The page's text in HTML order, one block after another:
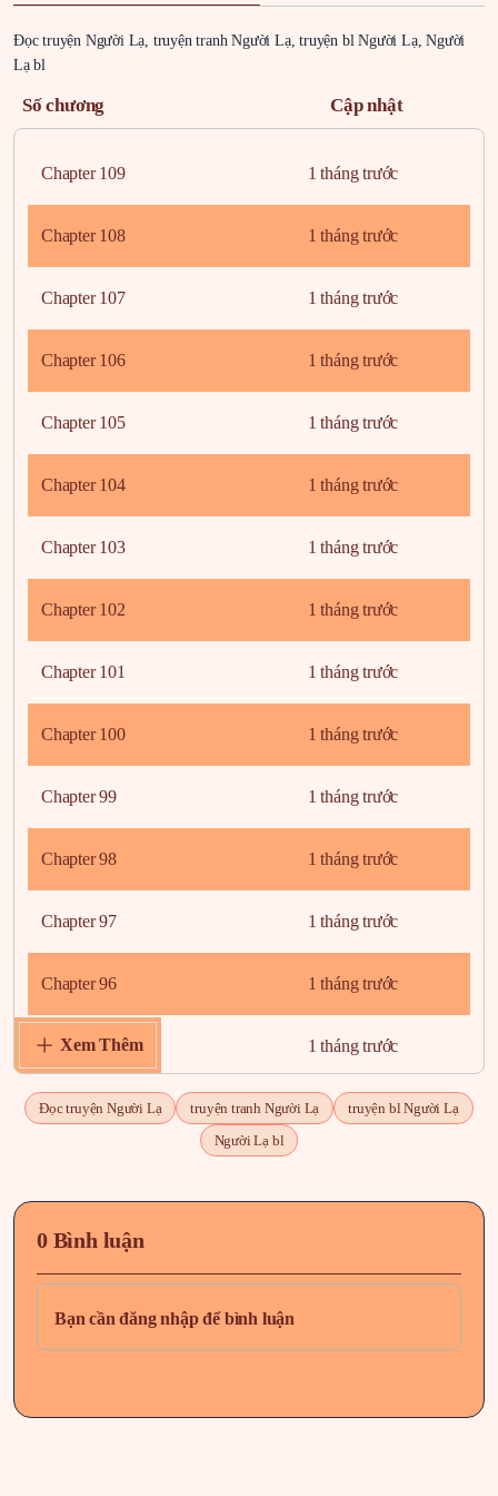
Đọc truyện Người Lạ, truyện tranh Người Lạ, truyện bl Người Lạ, Người
Lạ bl
Số chương Cập nhật
Chapter 109 1 tháng trước
Chapter 108 1 tháng trước
Chapter 107 1 tháng trước
Chapter 106 1 tháng trước
Chapter 105 1 tháng trước
Chapter 104 1 tháng trước
Chapter 103 1 tháng trước
Chapter 102 1 tháng trước
Chapter 101 1 tháng trước
Chapter 100 1 tháng trước
Chapter 99 1 tháng trước
Chapter 98 1 tháng trước
Chapter 97 1 tháng trước
Chapter 96 1 tháng trước
Chapter 95 1 tháng trước
Chapter 94 1 tháng trước
Chapter 92
Chapter 89 1 tháng trước
Xem Thêm
Đọc truyện Người Lạ truyện tranh Người Lạ
truyện bl Người Lạ
Người Lạ bl
0 Bình luận
Bạn cần đăng nhập để bình luận